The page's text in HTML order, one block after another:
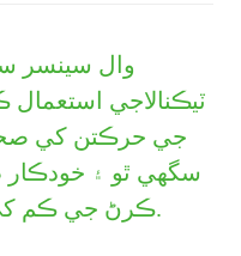
وال سينسر
ٽيڪنالاجي
جي حرڪتن کي
سگهي ٿو ۽
ڪرڻ جي ڪم کي محسوس ڪري سگهي ٿو.